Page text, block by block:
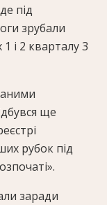
під
зрубали
1 і 2 кварталу 3
ще
рубок під
заради